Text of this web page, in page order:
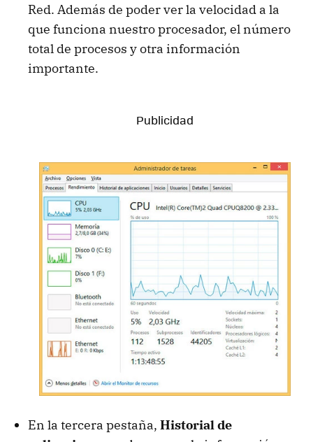
Red. Además de poder ver la velocidad a la
que funciona nuestro procesador, el número
total de procesos y otra información
importante.
En la tercera pestaña, Historial de